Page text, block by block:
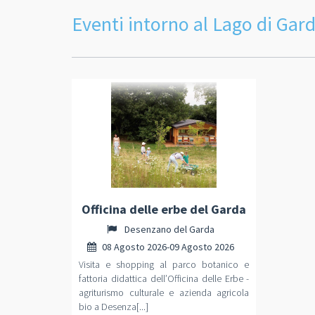
Eventi intorno al Lago di
Officina delle erbe del Garda
Desenzano del Garda
08 Agosto 2026-09 Agosto 2026
Visita e shopping al parco botanico e
fattoria didattica dell’Officina delle Erbe -
agriturismo culturale e azienda agricola
bio a Desenza[...]